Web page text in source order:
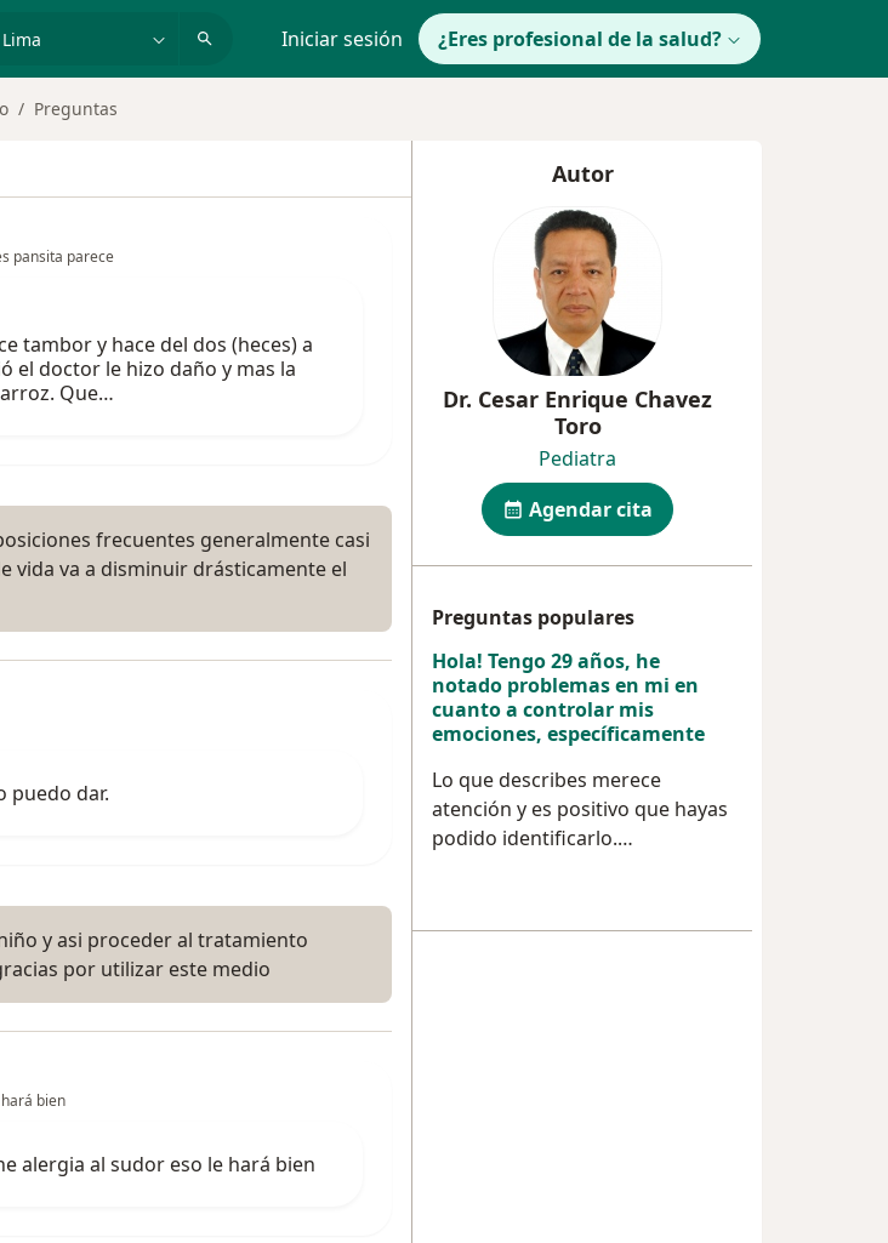
Iniciar sesión ¿Eres profesional de la salud?
Preguntas
pansita parece
tambor y hace del dos (heces) a
el doctor le hizo daño y mas la
Que…
frecuentes generalmente casi
vida va a disminuir drásticamente el
puedo dar.
y asi proceder al tratamiento
por utilizar este medio
bien
alergia al sudor eso le hará bien
Autor
Dr. Cesar Enrique Chavez
Toro
Pediatra
Agendar cita
Preguntas populares
Hola! Tengo 29 años, he
notado problemas en mi en
cuanto a controlar mis
emociones, específicamente
Lo que describes merece
atención y es positivo que hayas
podido identificarlo.…